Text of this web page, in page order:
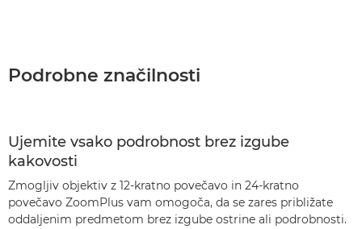
Podrobne značilnosti
Ujemite vsako podrobnost brez izgube
kakovosti
Zmogljiv objektiv z 12-kratno povečavo in 24-kratno
povečavo ZoomPlus vam omogoča, da se zares približate
oddaljenim predmetom brez izgube ostrine ali podrobnosti.